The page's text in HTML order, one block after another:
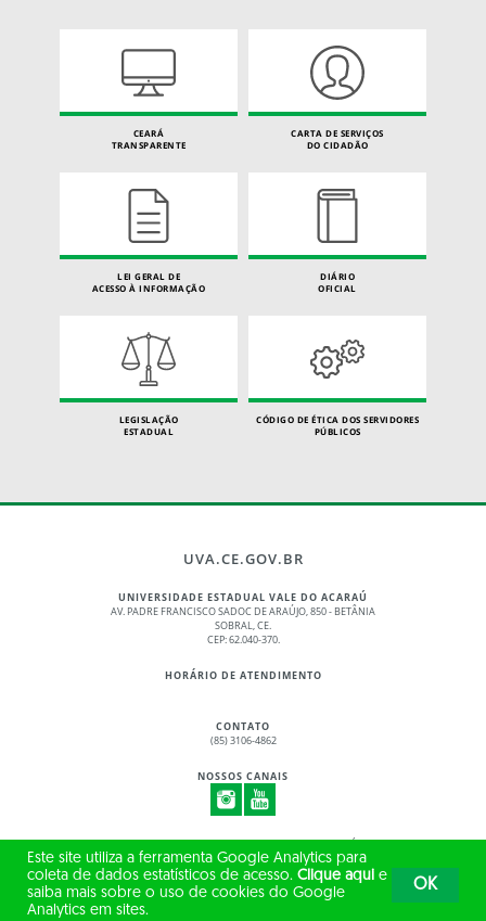
CEARÁ
TRANSPARENTE
CARTA DE SERVIÇOS
DO CIDADÃO
LEI GERAL DE
ACESSO À INFORMAÇÃO
DIÁRIO
OFICIAL
LEGISLAÇÃO
ESTADUAL
CÓDIGO DE ÉTICA DOS SERVIDORES
PÚBLICOS
UVA.CE.GOV.BR
UNIVERSIDADE ESTADUAL VALE DO ACARAÚ
AV. PADRE FRANCISCO SADOC DE ARAÚJO, 850 - BETÂNIA
SOBRAL, CE.
CEP: 62.040-370.
HORÁRIO DE ATENDIMENTO
CONTATO
(85) 3106-4862
NOSSOS CANAIS
© 2017 - 2026 – GOVERNO DO ESTADO DO CEARÁ
TODOS OS DIREITOS RESERVADOS
Este site utiliza a ferramenta Google Analytics para
coleta de dados estatísticos de acesso. Clique aqui e
saiba mais sobre o uso de cookies do Google
Analytics em sites.
OK